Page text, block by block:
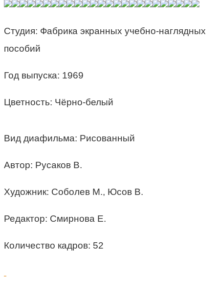
Студия: Фабрика экранных учебно-наглядных
пособий
Год выпуска: 1969
Цветность: Чёрно-белый
Вид диафильма: Рисованный
Автор: Русаков В.
Художник: Соболев М., Юсов В.
Редактор: Смирнова Е.
Количество кадров: 52